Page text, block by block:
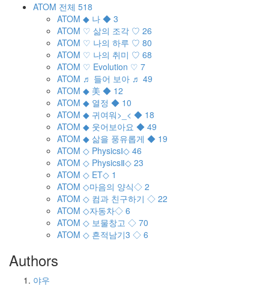
ATOM 전체 518
ATOM ◆ 나 ◆ 3
ATOM ♡ 삶의 조각 ♡ 26
ATOM ♡ 나의 하루 ♡ 80
ATOM ♡ 나의 취미 ♡ 68
ATOM ♡ Evolution ♡ 7
ATOM ♬ 들어 보아 ♬ 49
ATOM ◆ 美 ◆ 12
ATOM ◆ 열정 ◆ 10
ATOM ◆ 귀여워>_< ◆ 18
ATOM ◆ 웃어보아요 ◆ 49
ATOM ◆ 삶을 풍유롭게 ◆ 19
ATOM ◇ PhysicsⅠ◇ 46
ATOM ◇ PhysicsⅡ◇ 23
ATOM ◇ ET◇ 1
ATOM ◇마음의 양식◇ 2
ATOM ◇ 컴과 친구하기 ◇ 22
ATOM ◇자동차◇ 6
ATOM ◇ 보물창고 ◇ 70
ATOM ◇ 흔적남기3 ◇ 6
Authors
야우